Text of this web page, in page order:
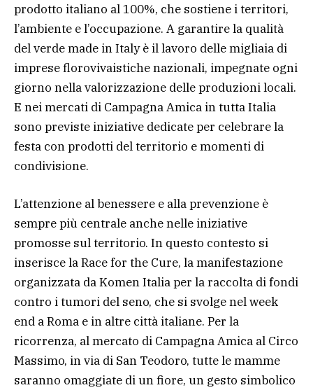
prodotto italiano al 100%, che sostiene i territori,
l’ambiente e l’occupazione. A garantire la qualità
del verde made in Italy è il lavoro delle migliaia di
imprese florovivaistiche nazionali, impegnate ogni
giorno nella valorizzazione delle produzioni locali.
E nei mercati di Campagna Amica in tutta Italia
sono previste iniziative dedicate per celebrare la
festa con prodotti del territorio e momenti di
condivisione.
L’attenzione al benessere e alla prevenzione è
sempre più centrale anche nelle iniziative
promosse sul territorio. In questo contesto si
inserisce la Race for the Cure, la manifestazione
organizzata da Komen Italia per la raccolta di fondi
contro i tumori del seno, che si svolge nel week
end a Roma e in altre città italiane. Per la
ricorrenza, al mercato di Campagna Amica al Circo
Massimo, in via di San Teodoro, tutte le mamme
saranno omaggiate di un fiore, un gesto simbolico